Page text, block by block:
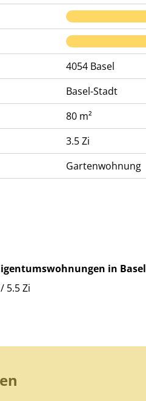
4054 Basel
Basel-Stadt
80 m²
3.5 Zi
Gartenwohnung
in Basel
5.5 Zi